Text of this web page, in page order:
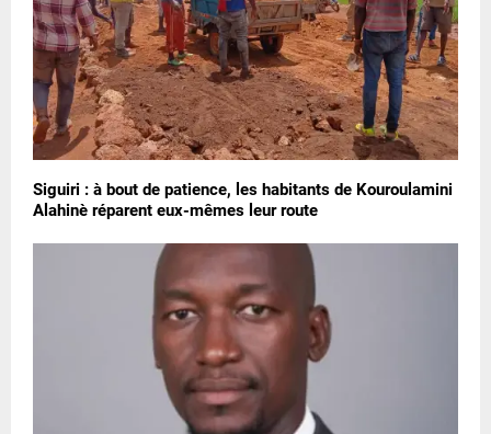
Siguiri : à bout de patience, les habitants de Kouroulamini
Alahinè réparent eux-mêmes leur route